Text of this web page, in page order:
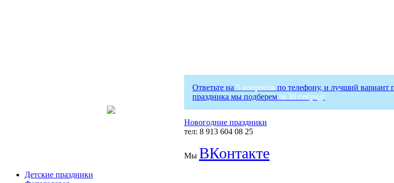
Ответьте на 5 вопросов по телефону, и лучший вариант
праздника мы подберем за 30 секунд!
Новогодние праздники
тел: 8 913 604 08 25
Мы ВКонтакте
Детские праздники